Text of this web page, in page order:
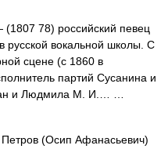
78) российский певец
русской вокальной школы. С
сцене (с 1860 в
партий Сусанина и
и Людмила М. И.… …
(Осип Афанасьевич)